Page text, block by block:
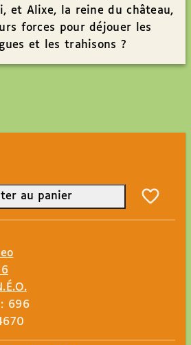
et Alixe, la reine du château,
forces pour déjouer les
et les trahisons ?
au panier
696